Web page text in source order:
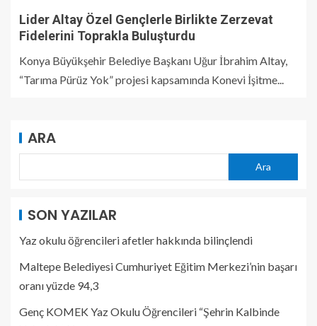
Lider Altay Özel Gençlerle Birlikte Zerzevat
Fidelerini Toprakla Buluşturdu
Konya Büyükşehir Belediye Başkanı Uğur İbrahim Altay,
“Tarıma Pürüz Yok” projesi kapsamında Konevi İşitme...
ARA
Ara
SON YAZILAR
Yaz okulu öğrencileri afetler hakkında bilinçlendi
Maltepe Belediyesi Cumhuriyet Eğitim Merkezi’nin başarı
oranı yüzde 94,3
Genç KOMEK Yaz Okulu Öğrencileri “Şehrin Kalbinde